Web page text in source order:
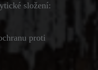
složení:
proti